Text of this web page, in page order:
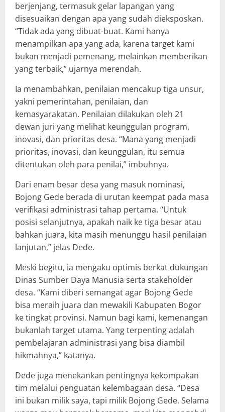
berjenjang, termasuk gelar lapangan yang
disesuaikan dengan apa yang sudah dieksposkan.
“Tidak ada yang dibuat-buat. Kami hanya
menampilkan apa yang ada, karena target kami
bukan menjadi pemenang, melainkan memberikan
yang terbaik,” ujarnya merendah.
Ia menambahkan, penilaian mencakup tiga unsur,
yakni pemerintahan, penilaian, dan
kemasyarakatan. Penilaian dilakukan oleh 21
dewan juri yang melihat keunggulan program,
inovasi, dan prioritas desa. “Mana yang menjadi
prioritas, inovasi, dan keunggulan, itu semua
ditentukan oleh para penilai,” imbuhnya.
Dari enam besar desa yang masuk nominasi,
Bojong Gede berada di urutan keempat pada masa
verifikasi administrasi tahap pertama. “Untuk
posisi selanjutnya, apakah naik ke tiga besar atau
bahkan juara, kita masih menunggu hasil penilaian
lanjutan,” jelas Dede.
Meski begitu, ia mengaku optimis berkat dukungan
Dinas Sumber Daya Manusia serta stakeholder
desa. “Kami diberi semangat agar Bojong Gede
bisa meraih juara dan mewakili Kabupaten Bogor
ke tingkat provinsi. Namun bagi kami, kemenangan
bukanlah target utama. Yang terpenting adalah
pembelajaran administrasi yang bisa diambil
hikmahnya,” katanya.
Dede juga menekankan pentingnya kekompakan
tim melalui penguatan kelembagaan desa. “Desa
ini bukan milik saya, tapi milik Bojong Gede. Selama